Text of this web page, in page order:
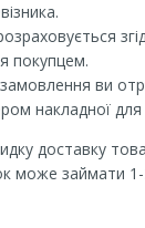
покупцем.
замовлення ви
накладної для
доставку
може займати 1-